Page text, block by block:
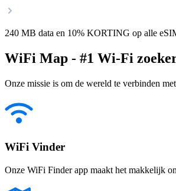
240 MB data en 10% KORTING op alle
WiFi Map - #1 Wi-Fi
Onze missie is om de wereld te verbinden
WiFi Vinder
Onze WiFi Finder app maakt het makkelijk